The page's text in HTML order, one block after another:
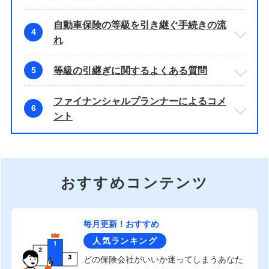
4
自動車保険の等級を引き継ぐ手続きの流
れ
5 等級の引継ぎに関するよくある質問
6
ファイナンシャルプランナーによるコメ
ント
おすすめコンテンツ
毎月更新！おすすめ
人気ランキング
どの保険会社がいいか迷ってしまうあなた